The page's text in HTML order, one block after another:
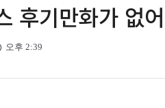
후기만화가 없
오후 2:39